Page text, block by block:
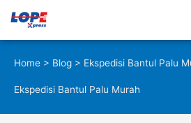
konten
Home > Blog > Ekspedisi Bantul Palu
Ekspedisi Bantul Palu Murah